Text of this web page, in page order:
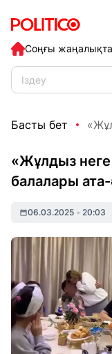
Соңғы
Басты бет
«Жұлдыз
балалары
06.03.2025 • 20:03